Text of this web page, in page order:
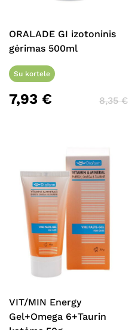
ORALADE GI izotoninis
gėrimas 500ml
Su kortele
7,93 € 8,35€
VIT/MIN Energy
Gel+Omega 6+Taurin